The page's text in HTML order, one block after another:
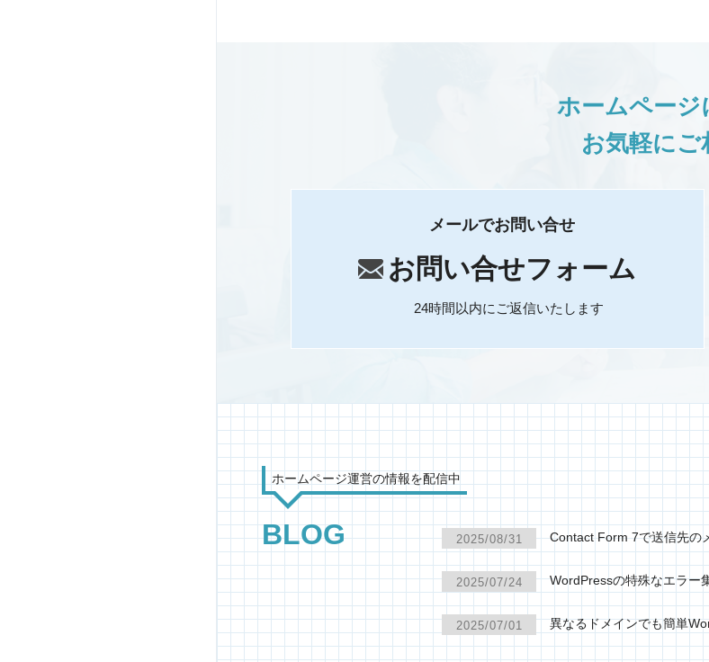
ホームページ
お気軽に
メールでお問い合せ
お問い合せフォーム
24時間以内にご返信いたします
ホームページ運営の情報を配信中
BLOG 2025/08/31 Contact Form 7で送信先の
2025/07/24 WordPressの特殊なエラー
2025/07/01 異なるドメインでも簡単